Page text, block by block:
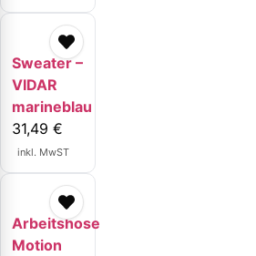
Sweater –
VIDAR
marineblau
31,49 €
inkl. MwST
Arbeitshose
Motion